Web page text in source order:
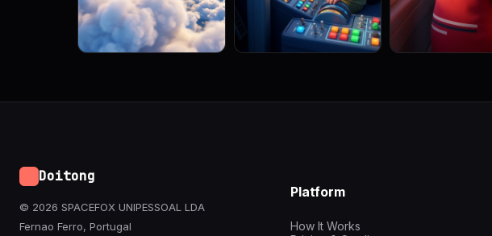
Doitong
© 2026 SPACEFOX UNIPESSOAL LDA
Fernao Ferro, Portugal
Platform
How It Works